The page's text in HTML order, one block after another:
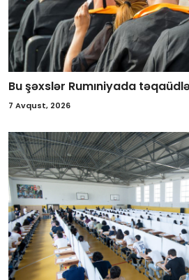
Bu şəxslər Rumıniyada
7 Avqust, 2026